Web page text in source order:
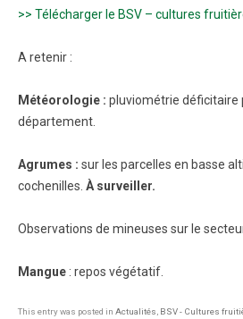
>> Télécharger le BSV – cultures
A retenir :
Météorologie : pluviométrie déficitaire
département.
Agrumes : sur les parcelles en basse
cochenilles. À surveiller.
Observations de mineuses sur le
Mangue : repos végétatif.
This entry was posted in Actualités BSV - Cultures